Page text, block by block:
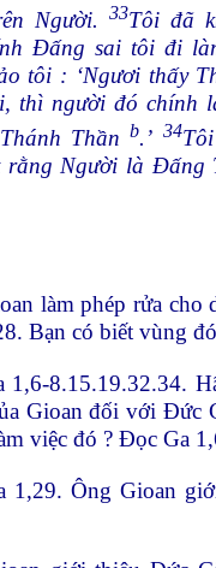
Người.33Tôi đã
Đấng sai tôi đi
tôi : ‘Ngươi thấy
thì người đó chính
Thầnb.’ 34
rằng Người là Đấng
làm phép rửa cho
Bạn có biết vùng
8.15.19.32.34.
Gioan đối với Đức
việc đó ? Đọc Ga
Ông Gioan